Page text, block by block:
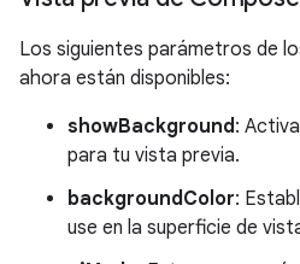
Los siguientes parámetros de
ahora están disponibles:
showBackground:
para tu vista previa.
backgroundColor:
use en la superficie de